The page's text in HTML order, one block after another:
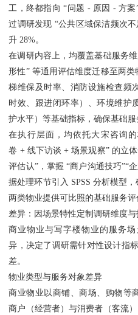
工，终都指向 “问题 - 原因 - 方
过调研发现 “公共区域保洁频次
升 28%。
在调研内容上，均覆盖基础服务
形性” 等通用评估维度迁移至两
梯维保及时率、消防设施检查频
时效、跟进闭环率）、环境维护
护水平）等基础指标，确保基础服
在执行层面，均依托大宋咨询
卷 + 线下访谈 + 场景观察” 的立
评估认”，掌握 “商户沟通技巧”“
据处理环节引入 SPSS 分析模型
两类物业提供可比照的基础服务评
差异：因场景特性定制调研维度
商业物业与写字楼物业的服务
异，决定了调研需针对性设计指
差。
物业类型与服务对象差异
商业物业以商铺、商场、购物等
商户（经营者）与消费者（客流